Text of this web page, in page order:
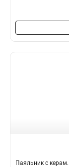
Паяльник с